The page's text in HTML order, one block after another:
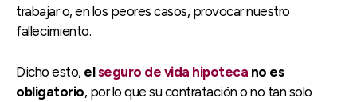
trabajar o, en los peores casos, provocar nuestro
fallecimiento.
Dicho esto, elseguro de vida hipoteca no es
obligatorio, por lo que su contratación o no tan solo